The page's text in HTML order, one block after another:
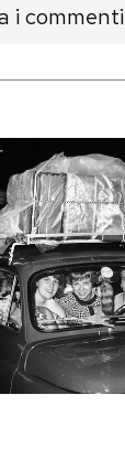
i commenti